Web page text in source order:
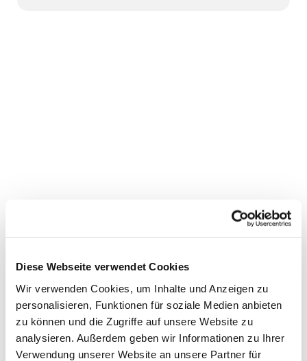
Diese Webseite verwendet Cookies
Wir verwenden Cookies, um Inhalte und Anzeigen zu
personalisieren, Funktionen für soziale Medien anbieten
zu können und die Zugriffe auf unsere Website zu
analysieren. Außerdem geben wir Informationen zu Ihrer
Verwendung unserer Website an unsere Partner für
Dies könnte Sie auch
interessieren